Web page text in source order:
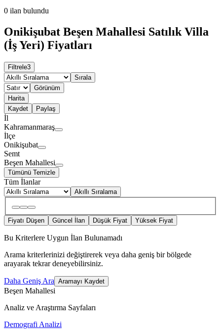
0 ilan bulundu
Onikişubat Beşen Mahallesi Satılık Villa
(İş Yeri) Fiyatları
Filtrele3
Sırala
Görünüm
Harita
Kaydet
Paylaş
İl
Kahramanmaraş
İlçe
Onikişubat
Semt
Beşen Mahallesi
Tümünü Temizle
Tüm İlanlar
Akıllı Sıralama
Fiyatı Düşen Güncel İlan Düşük Fiyat Yüksek Fiyat
Bu Kriterlere Uygun İlan Bulunamadı
Arama kriterlerinizi değiştirerek veya daha geniş bir bölgede
arayarak tekrar deneyebilirsiniz.
Daha Geniş Ara Aramayı Kaydet
Beşen Mahallesi
Analiz ve Araştırma Sayfaları
Demografi Analizi